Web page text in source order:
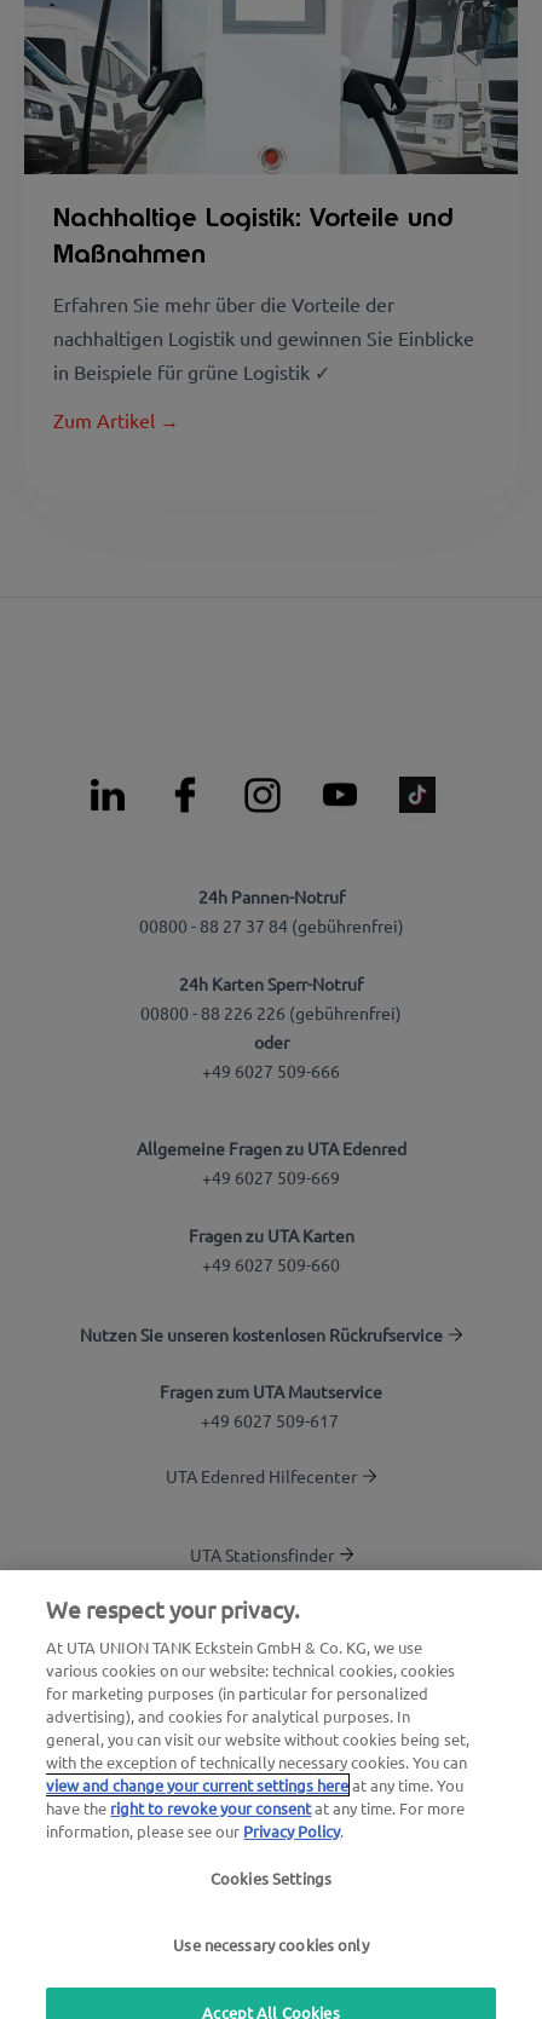
Nachhaltige Logistik: Vorteile und
Maßnahmen
Erfahren Sie mehr über die Vorteile der
nachhaltigen Logistik und gewinnen Sie Einblicke
in Beispiele für grüne Logistik ✓
Zum Artikel →
24h Pannen-Notruf
00800 - 88 27 37 84 (gebührenfrei)
24h Karten Sperr-Notruf
00800 - 88 226 226 (gebührenfrei)
oder
+49 6027 509-666
Allgemeine Fragen zu UTA Edenred
+49 6027 509-669
Fragen zu UTA Karten
+49 6027 509-660
Nutzen Sie unseren kostenlosen Rückrufservice
Fragen zum UTA Mautservice
+49 6027 509-617
UTA Edenred Hilfecenter
UTA Stationsfinder
Über UTA Edenred
UTA Academy
Datenschutzerklärung |
We respect your privacy.
At UTA UNION TANK Eckstein GmbH & Co. KG, we use
various cookies on our website: technical cookies, cookies
for marketing purposes (in particular for personalized
advertising), and cookies for analytical purposes. In
general, you can visit our website without cookies being set,
with the exception of technically necessary cookies. You can
view and change your current settings hereat any time. You
have the right to revoke your consentat any time. For more
information, please see our Privacy Policy.
Cookies Settings
Use necessary cookies only
Accept All Cookies